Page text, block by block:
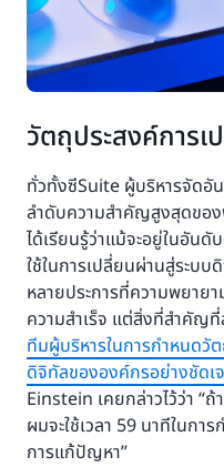
วัตถุประสงค์การ
ทั่วทั้งซีSuite ผู้บริหารจัดอั
ลำดับความสำคัญสูงสุดของ
ได้เรียนรู้ว่าแม้จะอยู่ในอันดั
ใช้ในการเปลี่ยนผ่านสู่ระบบ
หลายประการที่ความพยาย
ความสำเร็จ แต่สิ่งที่สำคัญ
ทีมผู้บริหารในการกำหนดวั
ดิจิทัลขององค์กรอย่างชัดเ
Einstein เคยกล่าวไว้ว่า “ถ้
ผมจะใช้เวลา 59 นาทีในกา
การแก้ปัญหา”